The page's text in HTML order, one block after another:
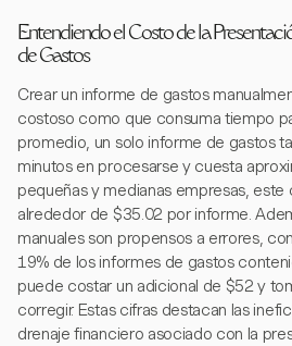
Entendiendo el Costo de la
de Gastos
Crear un informe de gastos
costoso como que consuma tiempo
promedio, un solo informe de gastos
minutos en procesarse y cuesta
pequeñas y medianas empresas,
alrededor de $35.02 por informe.
manuales son propensos a errores,
19% de los informes de gastos
puede costar un adicional de $52 y
corregir. Estas cifras destacan las
drenaje financiero asociado con la